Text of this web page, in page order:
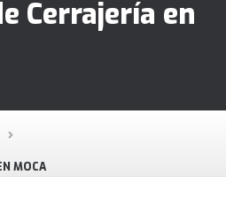
Cerrajería en
MOCA